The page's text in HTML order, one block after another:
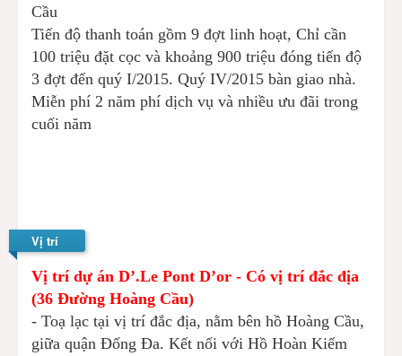
Cầu
Tiến độ thanh toán gồm 9 đợt linh hoạt, Chỉ cần
100 triệu đặt cọc và khoảng 900 triệu đóng tiến độ
3 đợt đến quý I/2015. Quý IV/2015 bàn giao nhà.
Miễn phí 2 năm phí dịch vụ và nhiều ưu đãi trong
cuối năm
Vị trí
Vị trí dự án D’.Le Pont D’or - Có vị trí đắc địa
(36 Đường Hoàng Cầu)
- Toạ lạc tại vị trí đắc địa, nằm bên hồ Hoàng Cầu,
giữa quận Đống Đa. Kết nối với Hồ Hoàn Kiếm